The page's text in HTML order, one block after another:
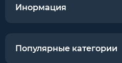
Инормация
Популярные категории